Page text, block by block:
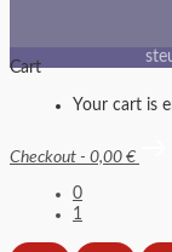
Cart
Your cart is
Checkout - 0,00 €
0
1